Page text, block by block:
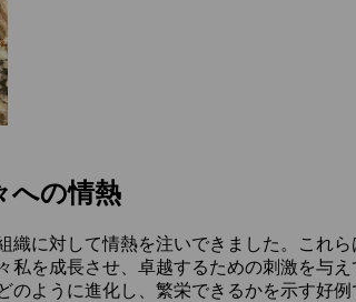
への情熱
織に対して情熱を注いできました。これ
私を成長させ、卓越するための刺激を与
ように進化し、繁栄できるかを示す好例